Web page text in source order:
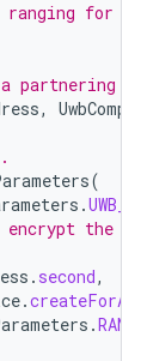
for a
,
(
.
the
. second,
.
.